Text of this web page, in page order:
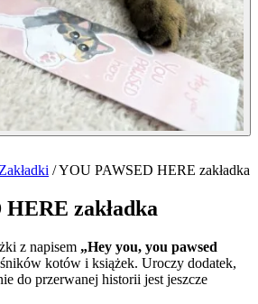
Zakładki /YOU PAWSED HERE zakładka
zakładka
z napisem „Hey you, you pawsed
kotów i książek. Uroczy dodatek,
do przerwanej historii jest jeszcze